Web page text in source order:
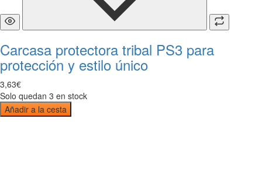
Carcasa protectora tribal PS3 para
protección y estilo único
3,63€
Solo quedan 3 en stock
Añadir a la cesta